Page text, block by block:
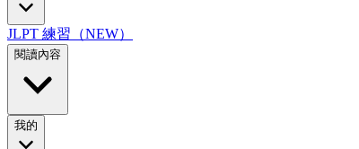
JLPT 練習（NEW）
閱讀內容
我的